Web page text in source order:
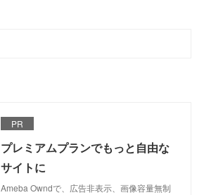
PR
プレミアムプランでもっと自由な
サイトに
Ameba Owndで、広告非表示、画像容量無制